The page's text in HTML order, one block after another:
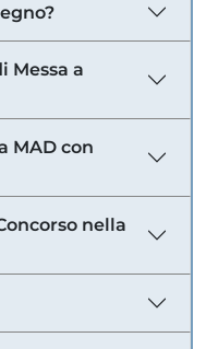
Messa a
MAD con
nella